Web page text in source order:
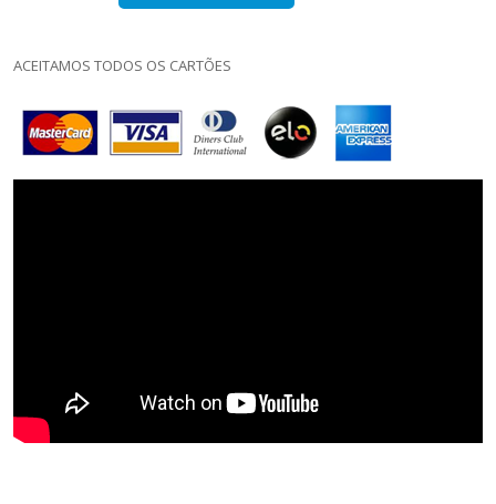
ACEITAMOS TODOS OS CARTÕES